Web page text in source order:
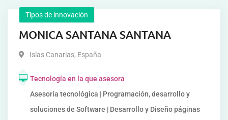
Tipos de innovación
MONICA SANTANA SANTANA
Islas Canarias, España
Tecnología en la que asesora
Asesoría tecnológica | Programación, desarrollo y
soluciones de Software | Desarrollo y Diseño páginas